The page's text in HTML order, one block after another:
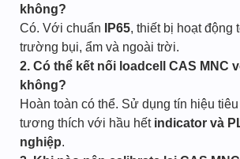
không?
Có. Với chuẩn
IP65, thiết bị hoạt động
trường bụi, ẩm và ngoài trời.
2. Có thể kết nối loadcell CAS MNC
không?
Hoàn toàn có thể. Sử dụng tín hiệu
tương thích với hầu hết indicator và
nghiệp.